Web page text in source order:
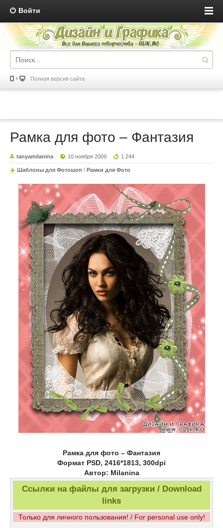
Войти
Полная версия сайта
Рамка для фото – Фантазия
tanyamilanina 10 ноября 2009 1 244
Шаблоны для Фотошоп / Рамки для Фото
Рамка для фото – Фантазия
Формат PSD, 2416*1813, 300dpi
Автор: Milanina
Ссылки на файлы для загрузки / Download
links
Только для личного пользования! / For personal use only!